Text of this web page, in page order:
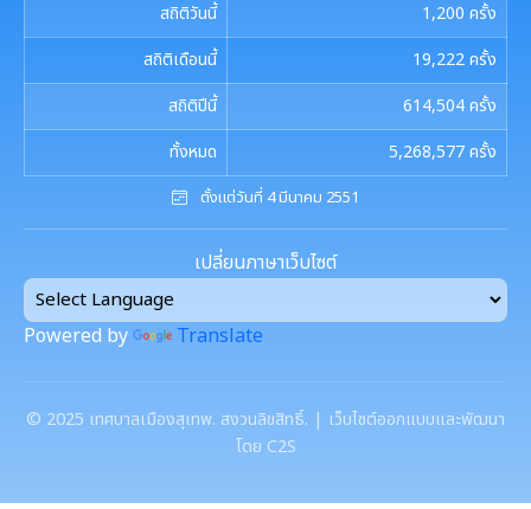
สถิติวันนี้
1,200 ครั้ง
สถิติเดือนนี้
19,222ครั้ง
สถิติปีนี้
614,504ครั้ง
ทั้งหมด
5,268,577ครั้ง
ตั้งแต่วันที่ 4 มีนาคม 2551
เปลี่ยนภาษาเว็บไซต์
Powered by Translate
© 2025 เทศบาลเมืองสุเทพ. สงวนลิขสิทธิ์. | เว็บไซต์ออกแบบและพัฒนา
โดย C2S